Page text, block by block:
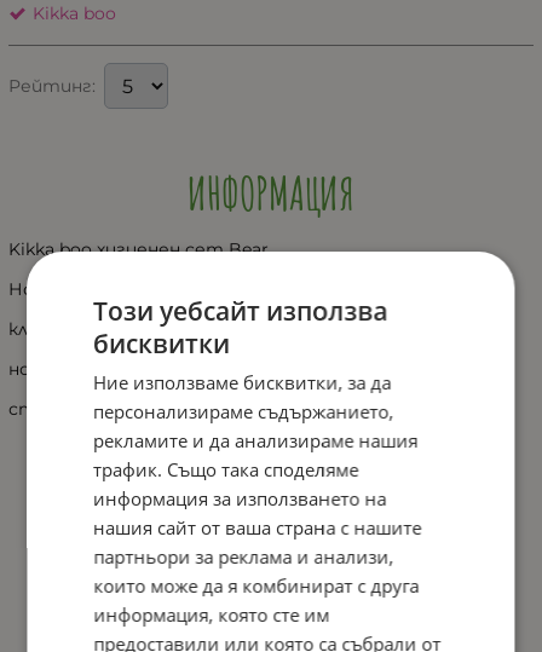
Kikka boo
Рейтинг:
ИНФОРМАЦИЯ
Kikka boo хигиенен сет Bear
Ножица със заключващ механизъм;
клип за нос със заоблен връх;
нокторезачка;
стъклена пила с твърда и фина повърхност
Този уебсайт използва
бисквитки
Ние използваме бисквитки, за да
персонализираме съдържанието,
рекламите и да анализираме нашия
трафик. Също така споделяме
информация за използването на
нашия сайт от ваша страна с нашите
партньори за реклама и анализи,
които може да я комбинират с друга
информация, която сте им
предоставили или която са събрали от